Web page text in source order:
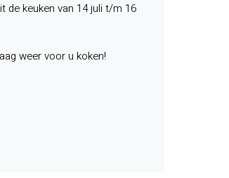
de keuken van 14 juli t/m 16
weer voor u koken!